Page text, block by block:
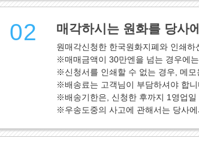
02 매각하시는 원화를 당사
원매각신청한 한국원화지폐와 인쇄
※매매금액이 30만엔을 넘는 경우에
※신청서를 인쇄할 수 없는 경우, 메모
※배송료는 고객님이 부담하셔야 합니
※배송기한은, 신청한 후까지 1영업일
※우송도중의 사고에 관해서는 당사